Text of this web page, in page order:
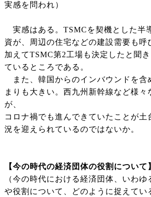
実感を問われ）
実感はある。TSMCを契機とした半
資が、周辺の住宅などの建設需要も呼
加えてTSMC第2工場も決定したと聞
ているところである。
また、韓国からのインバウンドを含
まりも大きい。西九州新幹線など様々
が、
コロナ禍でも進んできていたことが土
況を迎えられているのではないか。
【今の時代の経済団体の役割について
（今の時代における経済団体、いわ
や役割について、どのように捉えてい